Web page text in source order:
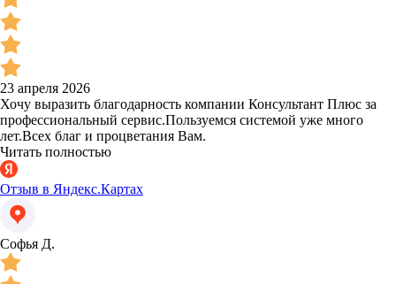
23 апреля 2026
Хочу выразить благодарность компании Консультант Плюс за
профессиональный сервис.Пользуемся системой уже много
лет.Всех благ и процветания Вам.
Читать полностью
Отзыв в Яндекс.Картах
Софья Д.